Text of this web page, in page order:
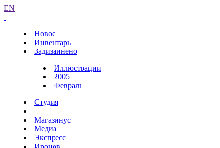
EN
Новое
Инвентарь
Задизайнено
Иллюстрации
2005
Февраль
Студия
Магазинус
Медиа
Экспресс
Иронов